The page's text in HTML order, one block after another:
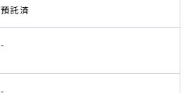
預託済
-
-